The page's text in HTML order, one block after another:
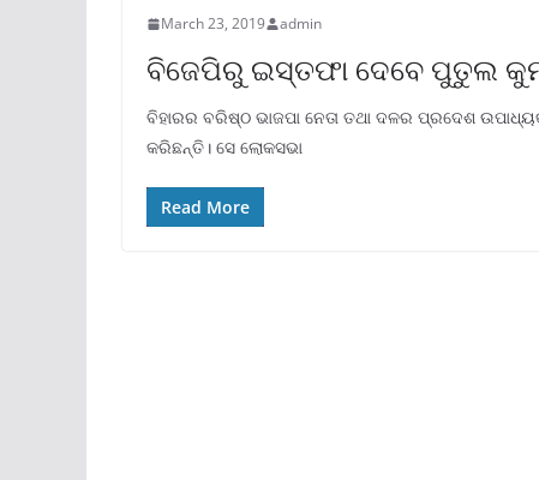
March 23, 2019 admin
ବିଜେପିରୁ ଇସ୍ତଫା ଦେବେ ପୁତୁଲ
ବିହାରର ବରିଷ୍ଠ ଭାଜପା ନେତା ତଥା ଦଳର ପ୍ରଦେଶ
କରିଛନ୍ତି। ସେ ଲୋକସଭା
Read More